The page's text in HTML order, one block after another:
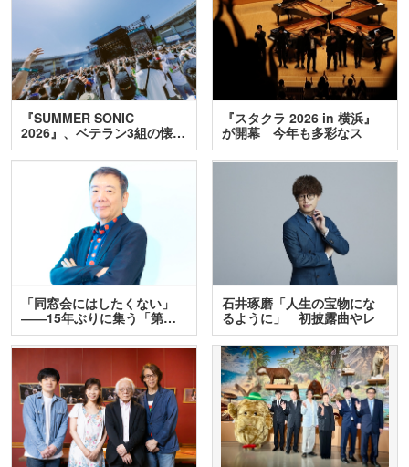
『SUMMER SONIC
2026』、ベテラン3組の懐…
『スタクラ 2026 in 横浜』
が開幕 今年も多彩なス
テ…
「同窓会にはしたくない」
――15年ぶりに集う「第…
石井琢磨「人生の宝物にな
るように」 初披露曲やレ
ア…